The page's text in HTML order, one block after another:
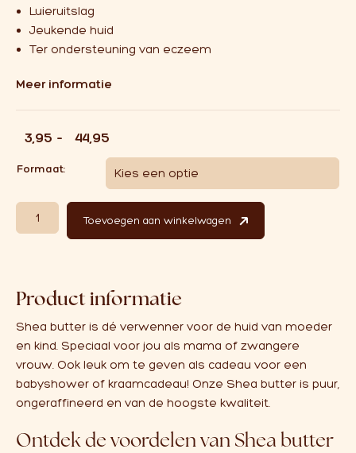
Luieruitslag
Jeukende huid
Ter ondersteuning van eczeem
Meer informatie
3,95 - €44,95
Formaat:
Shea Butter aantal
Toevoegen aan winkelwagen
Product informatie
Shea butter is dé verwenner voor de huid van moeder
en kind. Speciaal voor jou als mama of zwangere
vrouw. Ook leuk om te geven als cadeau voor een
babyshower of kraamcadeau! Onze Shea butter is puur,
ongeraffineerd en van de hoogste kwaliteit.
Ontdek de voordelen van Shea butter